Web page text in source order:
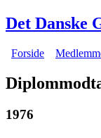
Gå til hovedindhold
Det Danske
Forside
1976